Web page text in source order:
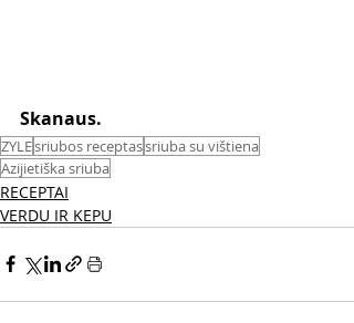
Skanaus.
ZYLEsriubos receptassriuba su vištiena
Azijietiška sriuba
RECEPTAI
VERDU IR KEPU